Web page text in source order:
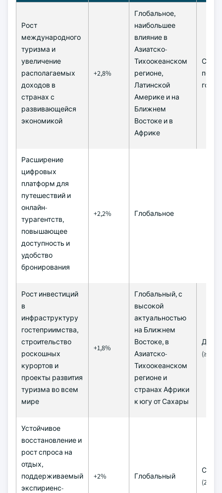
Рост
международного
туризма и
увеличение
располагаемых
доходов в
странах с
развивающейся
экономикой
+2,8%
Глобальное,
наибольшее
влияние в
Азиатско-
Тихоокеанском
регионе,
Латинской
Америке и на
Ближнем
Востоке и в
Африке
года)
Расширение
цифровых
платформ для
путешествий и
онлайн-
турагентств,
повышающее
доступность и
удобство
бронирования
+2,2% Глобальное
Рост инвестиций
в
инфраструктуру
гостеприимства,
строительство
роскошных
курортов и
проекты развития
туризма во всем
мире
+1,8%
Глобальный, с
высокой
актуальностью
на Ближнем
Востоке, в
Азиатско-
Тихоокеанском
регионе и
странах Африки
к югу от Сахары
(≥ 4
Устойчивое
восстановление и
рост спроса на
отдых,
поддерживаемый
экспириенс-
+2% Глобальный
(2-4